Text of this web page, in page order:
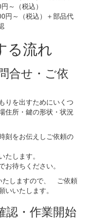
～（税込）
円～（税込）＋部品代
る流れ
合せ・ご依
りを出すためにいくつ
住所・鍵の形状・状況
刻をお伝えしご依頼の
します。
待ちください。
たしますので、 ご依頼
いたします。
認・作業開始